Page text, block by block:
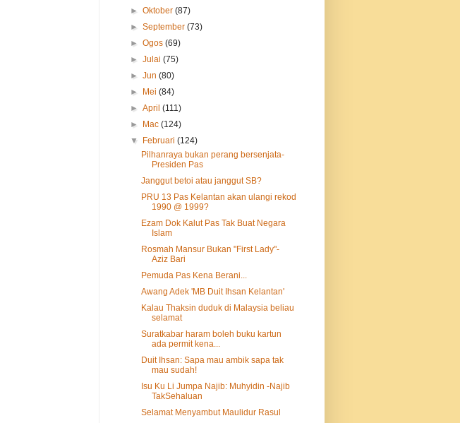
►Oktober(87)
►September(73)
►Ogos(69)
►Julai(75)
►Jun(80)
►
Mei(84)
►April(111)
►
Mac(124)
▼
Februari(124)
Pilhanraya bukan perang bersenjata-
Presiden Pas
Janggut betoi atau janggut SB?
PRU 13 Pas Kelantan akan ulangi rekod
1990 @ 1999?
Ezam Dok Kalut Pas Tak Buat Negara
Islam
Rosmah Mansur Bukan "First Lady"-
Aziz Bari
Pemuda Pas Kena Berani...
Awang Adek 'MB Duit Ihsan Kelantan'
Kalau Thaksin duduk di Malaysia beliau
selamat
Suratkabar haram boleh buku kartun
ada permit kena...
Duit Ihsan: Sapa mau ambik sapa tak
mau sudah!
Isu Ku Li Jumpa Najib: Muhyidin -Najib
TakSehaluan
Selamat Menyambut Maulidur Rasul